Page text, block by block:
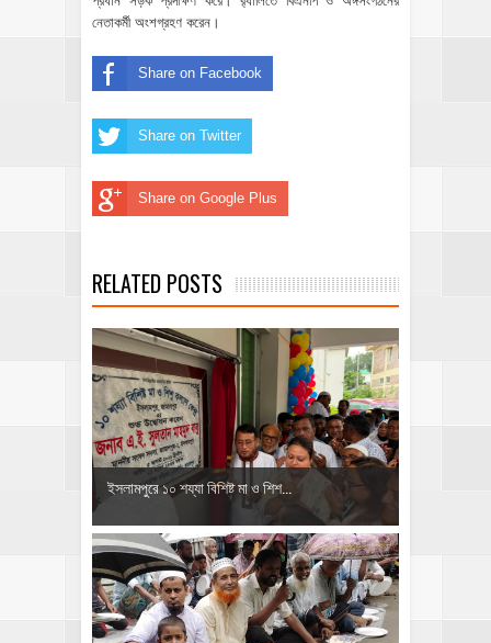
নেতাকর্মী অংশগ্রহণ করেন।
Share on Facebook
Share on Twitter
Share on Google Plus
RELATED POSTS
ইসলামপুরে ১০ শয্যা বিশিষ্ট মা ও শিশ...